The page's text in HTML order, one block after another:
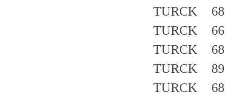
TURCK
TURCK
TURCK
TURCK
TURCK